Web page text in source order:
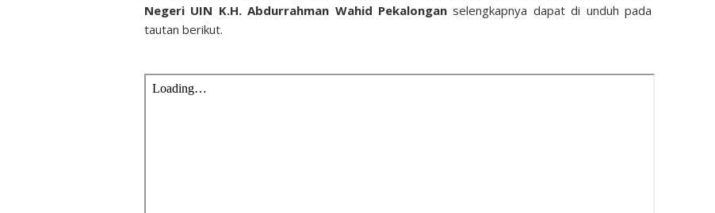
Negeri UIN K.H. Abdurrahman Wahid Pekalonganselengkapnya dapat di unduh pada
tautan berikut.